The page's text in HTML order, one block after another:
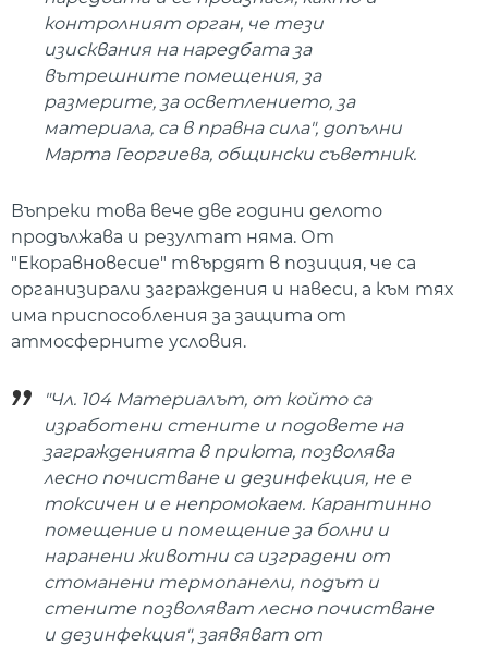
контролният орган, че тези
изисквания на наредбата за
вътрешните помещения, за
размерите, за осветлението, за
материала, са в правна сила", допълни
Марта Георгиева, общински съветник.
Въпреки това вече две години делото
продължава и резултат няма. От
"Екоравновесие" твърдят в позиция, че са
организирали заграждения и навеси, а към тях
има приспособления за защита от
атмосферните условия.
"Чл. 104 Материалът, от който са
изработени стените и подовете на
загражденията в приюта, позволява
лесно почистване и дезинфекция, не е
токсичен и е непромокаем. Карантинно
помещение и помещение за болни и
наранени животни са изградени от
стоманени термопанели, подът и
стените позволяват лесно почистване
и дезинфекция", заявяват от